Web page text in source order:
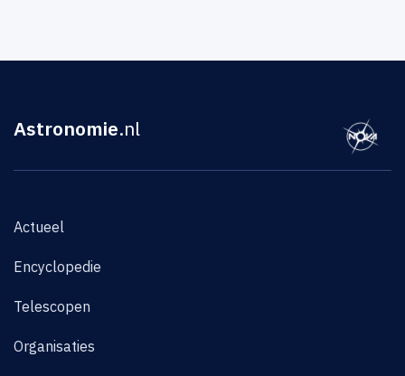
Astronomie.nl
Actueel
Encyclopedie
Telescopen
Organisaties